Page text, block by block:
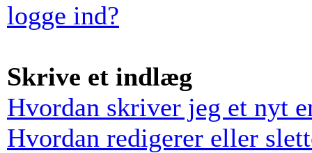
logge ind?
Skrive et indlæg
Hvordan skriver jeg et nyt
Hvordan redigerer eller